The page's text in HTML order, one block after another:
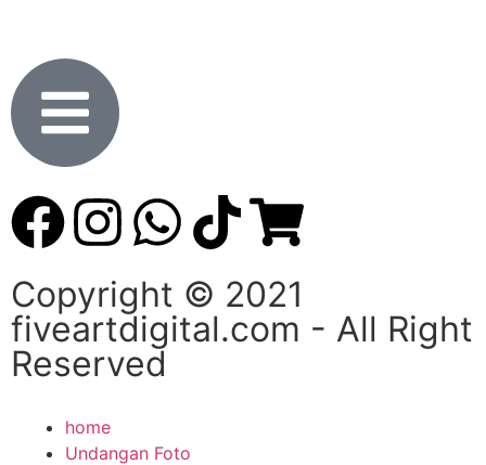
Copyright © 2021
fiveartdigital.com - All Right
Reserved
home
Undangan Foto